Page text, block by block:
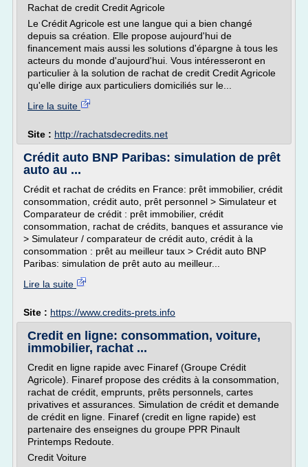
Rachat de credit Credit Agricole
Le Crédit Agricole est une langue qui a bien changé
depuis sa création. Elle propose aujourd'hui de
financement mais aussi les solutions d'épargne à tous les
acteurs du monde d'aujourd'hui. Vous intéresseront en
particulier à la solution de rachat de credit Credit Agricole
qu'elle dirige aux particuliers domiciliés sur le...
Lire la suite
Site : http://rachatsdecredits.net
Crédit auto BNP Paribas: simulation de prêt
auto au ...
Crédit et rachat de crédits en France: prêt immobilier, crédit
consommation, crédit auto, prêt personnel > Simulateur et
Comparateur de crédit : prêt immobilier, crédit
consommation, rachat de crédits, banques et assurance vie
> Simulateur / comparateur de crédit auto, crédit à la
consommation : prêt au meilleur taux > Crédit auto BNP
Paribas: simulation de prêt auto au meilleur...
Lire la suite
Site : https://www.credits-prets.info
Credit en ligne: consommation, voiture,
immobilier, rachat ...
Credit en ligne rapide avec Finaref (Groupe Crédit
Agricole). Finaref propose des crédits à la consommation,
rachat de crédit, emprunts, prêts personnels, cartes
privatives et assurances. Simulation de crédit et demande
de crédit en ligne. Finaref (credit en ligne rapide) est
partenaire des enseignes du groupe PPR Pinault
Printemps Redoute.
Credit Voiture